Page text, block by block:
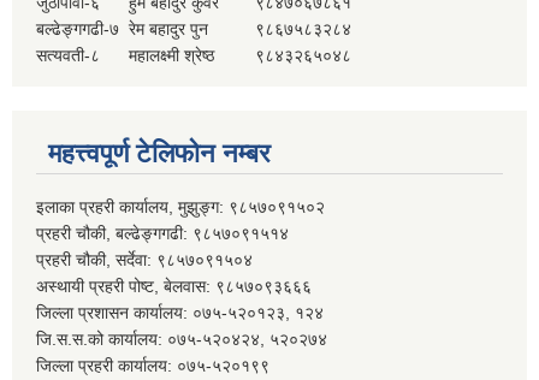
बल्ढेङ्गगढी-७ रेम बहादुर पुन
९८६७५८३२८४
सत्यवती-८
महालक्ष्मी श्रेष्ठ ९८४३२६५०४८
महत्त्वपूर्ण टेलिफोन नम्बर
इलाका प्रहरी कार्यालय, मुझुङ्ग: ९८५७०९१५०२
प्रहरी चौकी, बल्ढेङ्गगढी: ९८५७०९१५१४
प्रहरी चौकी, सर्देवा: ९८५७०९१५०४
अस्थायी प्रहरी पोष्ट, बेलवास: ९८५७०९३६६६
जिल्ला प्रशासन कार्यालय: ०७५-५२०१२३, १२४
जि.स.स.को कार्यालय: ०७५-५२०४२४, ५२०२७४
जिल्ला प्रहरी कार्यालय: ०७५-५२०१९९